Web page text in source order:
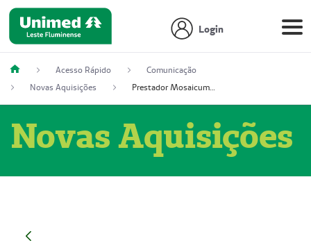
Login
Acesso Rápido
Comunicação
Novas Aquisições
Prestador Mosaicum Espaço Clínico Eireli (51004355-5)
Novas Aquisições